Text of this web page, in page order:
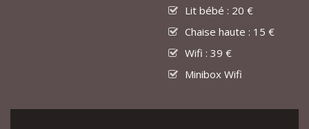
Lit bébé : 20 €
Chaise haute : 15 €
Wifi : 39 €
Minibox Wifi